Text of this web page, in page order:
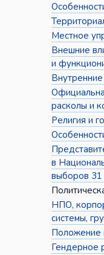
Местное
Внешние
и
расколы и
Религия и
в
выборов 31
НПО,
системы,
Положение
Гендерное